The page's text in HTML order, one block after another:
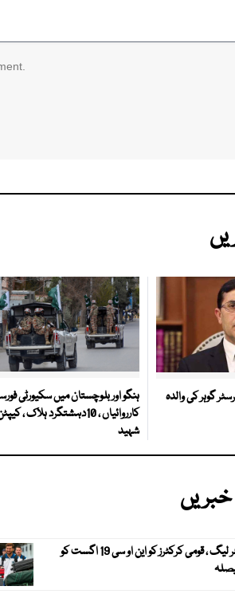
گوہر کی والدہ
ہنگو اور بلوچستان میں سکیورٹی
کارروائیاں ، 10دہشتگرد ہلاک ،
شہید
کیریبین پریمیئر لیگ ، قومی کرکٹرز کو این او سی 19 اگست کو